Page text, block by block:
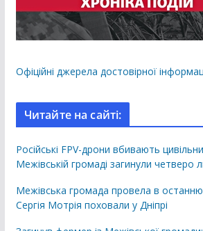
Офіційні джерела достовірної
Читайте на сайті:
Російські FPV-дрони вбивають
Межівській громаді загинули четверо
Межівська громада провела в
Сергія Мотрія поховали у Дніпрі